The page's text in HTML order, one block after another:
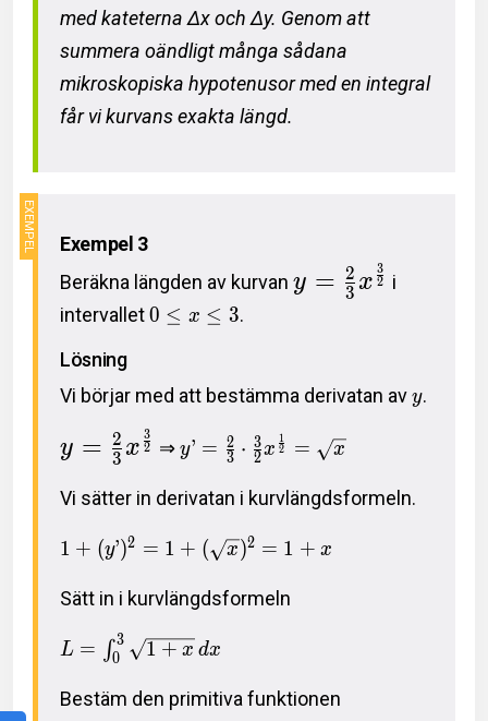
med kateterna Δx och Δy. Genom att
summera oändligt många sådana
mikroskopiska hypotenusor med en integral
får vi kurvans exakta längd.
Exempel 3
Beräkna längden av kurvan y = 3
2 x 2
3
i
intervallet0 ≤ x ≤ 3.
Lösning
Vi börjar med att bestämma derivatan av y.
y = 3
2 x 2
3
⇒y’ = 3
2 ⋅ 2
3x 2
1 = x
Vi sätter in derivatan i kurvlängdsformeln.
1 + (y’)2 = 1 + ( x)2 = 1 + x
Sätt in i kurvlängdsformeln
L = ∫0
3 1 + x dx
Bestäm den primitiva funktionen